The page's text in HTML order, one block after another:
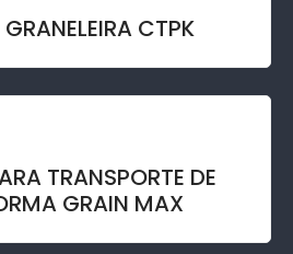
CTPK
TRANSPORTE DE
GRAIN MAX